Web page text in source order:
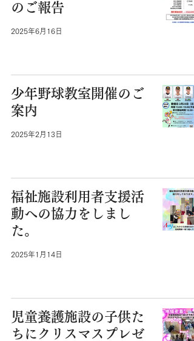
のご報告
2025年6月16日
少年野球教室開催のご
案内
2025年2月13日
福祉施設利用者支援活
動への協力をしまし
た。
2025年1月14日
児童養護施設の子供た
ちにクリスマスプレゼ